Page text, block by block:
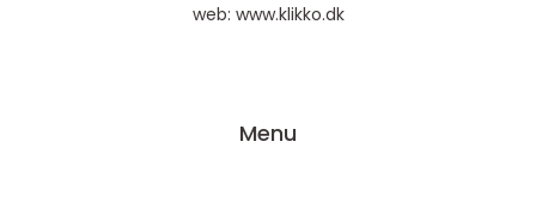
web: www.klikko.dk
Menu